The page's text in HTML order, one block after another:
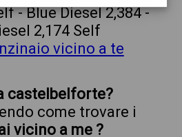
- Blue Diesel 2,384 -
2,174 Self
vicino a te
castelbelforte?
come trovare i
vicino a me ?